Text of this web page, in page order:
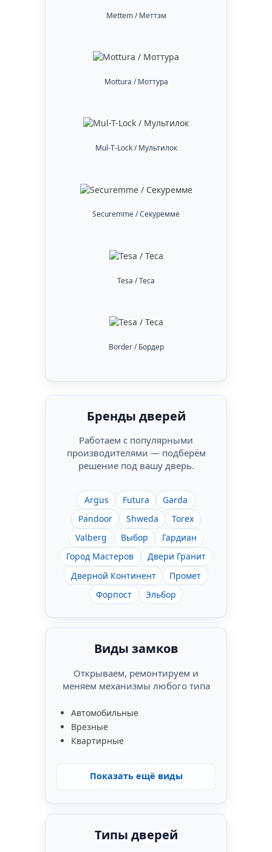
Mettem / Меттэм
Mottura / Моттура
Mul-T-Lock / Мультилок
Securemme / Секуремме
Tesa / Теса
Border / Бордер
Бренды дверей
Работаем с популярными
производителями — подберём
решение под вашу дверь.
Argus Futura
Garda
Pandoor
Shweda
Torex
Valberg
Выбор
Гардиан
Город Мастеров
Двери Гранит
Дверной Континент
Промет
Форпост
Эльбор
Виды замков
Открываем, ремонтируем и
меняем механизмы любого типа
Автомобильные
Врезные
Квартирные
Показать ещё виды
Типы дверей